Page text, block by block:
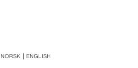
NORSK ENGLISH